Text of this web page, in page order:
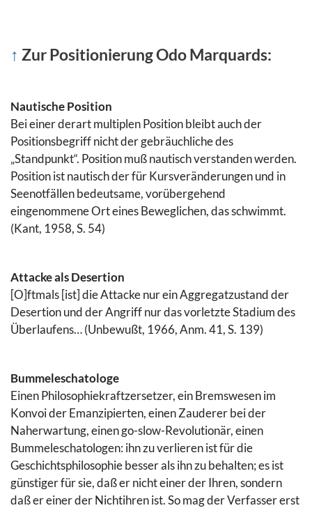
↑ Zur Positionierung Odo Marquards:
Nautische Position
Bei einer derart multiplen Position bleibt auch der
Positionsbegriff nicht der gebräuchliche des
„Standpunkt“. Position muß nautisch verstanden werden.
Position ist nautisch der für Kursveränderungen und in
Seenotfällen bedeutsame, vorübergehend
eingenommene Ort eines Beweglichen, das schwimmt.
(Kant, 1958, S. 54)
Attacke als Desertion
[O]ftmals [ist] die Attacke nur ein Aggregatzustand der
Desertion und der Angriff nur das vorletzte Stadium des
Überlaufens… (Unbewußt, 1966, Anm. 41, S. 139)
Bummeleschatologe
Einen Philosophiekraftzersetzer, ein Bremswesen im
Konvoi der Emanzipierten, einen Zauderer bei der
Naherwartung, einen go-slow-Revolutionär, einen
Bummeleschatologen: ihn zu verlieren ist für die
Geschichtsphilosophie besser als ihn zu behalten; es ist
günstiger für sie, daß er nicht einer der Ihren, sondern
daß er einer der Nichtihren ist. So mag der Verfasser erst